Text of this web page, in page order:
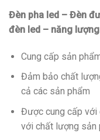
Đèn pha led – Đèn
đèn led – năng
Cung cấp sản
Đảm bảo chất
cả các sản phẩm
Được cung cấp với
với chất lượng sản